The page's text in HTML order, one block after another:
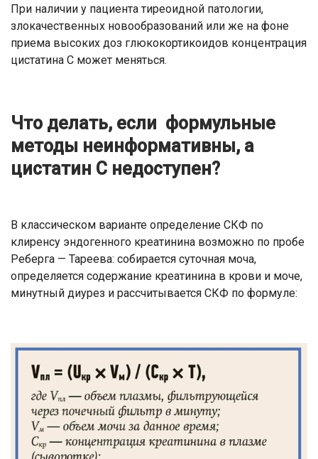
При наличии у пациента тиреоидной патологии,
злокачественных новообразований или же на фоне
приема высоких доз глюкокортикоидов концентрация
цистатина С может меняться.
Что делать, если формульные
методы неинформативны, а
цистатин С недоступен?
В классическом варианте определение СКФ по
клиренсу эндогенного креатинина возможно по пробе
Реберга — Тареева: собирается суточная моча,
определяется содержание креатинина в крови и моче,
минутный диурез и рассчитывается СКФ по формуле: